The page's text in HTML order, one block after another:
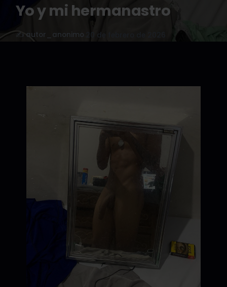
Yo y mi hermanastro
✍️ autor_anonimo 20 de febrero de 2026